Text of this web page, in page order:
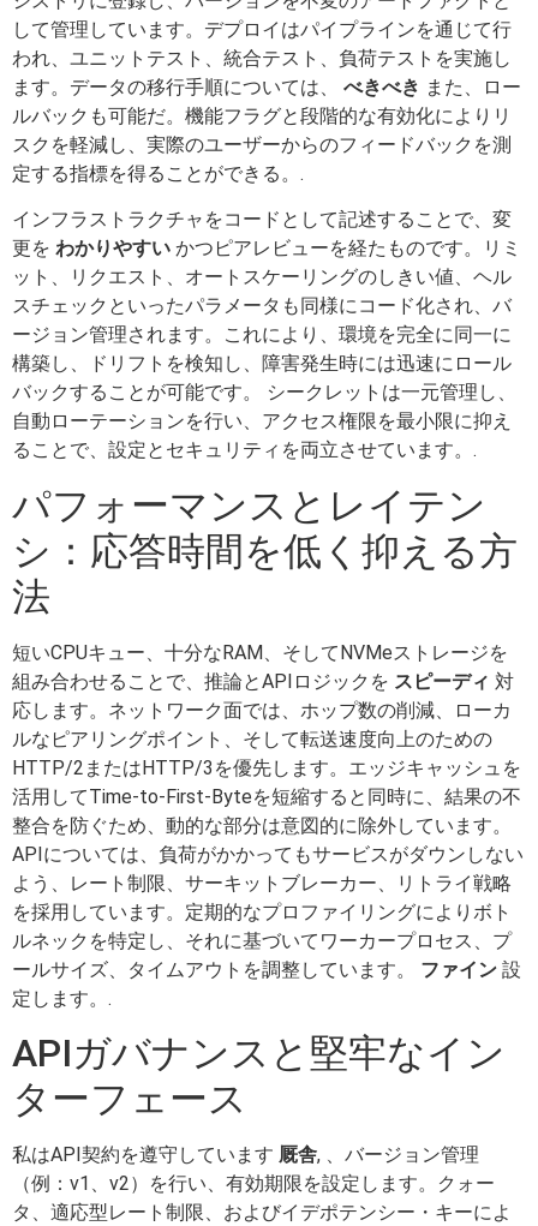
して管理しています。デプロイはパイプラインを通じて行
われ、ユニットテスト、統合テスト、負荷テストを実施し
ます。データの移行手順については、 べきべき また、ロー
ルバックも可能だ。機能フラグと段階的な有効化によりリ
スクを軽減し、実際のユーザーからのフィードバックを測
定する指標を得ることができる。.
インフラストラクチャをコードとして記述することで、変
更を わかりやすい かつピアレビューを経たものです。リミ
ット、リクエスト、オートスケーリングのしきい値、ヘル
スチェックといったパラメータも同様にコード化され、バ
ージョン管理されます。これにより、環境を完全に同一に
構築し、ドリフトを検知し、障害発生時には迅速にロール
バックすることが可能です。 シークレットは一元管理し、
自動ローテーションを行い、アクセス権限を最小限に抑え
ることで、設定とセキュリティを両立させています。.
パフォーマンスとレイテン
シ：応答時間を低く抑える方
法
短いCPUキュー、十分なRAM、そしてNVMeストレージを
組み合わせることで、推論とAPIロジックを スピーディ 対
応します。ネットワーク面では、ホップ数の削減、ローカ
ルなピアリングポイント、そして転送速度向上のための
HTTP/2またはHTTP/3を優先します。エッジキャッシュを
活用してTime-to-First-Byteを短縮すると同時に、結果の不
整合を防ぐため、動的な部分は意図的に除外しています。
APIについては、負荷がかかってもサービスがダウンしない
よう、レート制限、サーキットブレーカー、リトライ戦略
を採用しています。定期的なプロファイリングによりボト
ルネックを特定し、それに基づいてワーカープロセス、プ
ールサイズ、タイムアウトを調整しています。 ファイン 設
定します。.
APIガバナンスと堅牢なイン
ターフェース
私はAPI契約を遵守しています 厩舎, 、バージョン管理
（例：v1、v2）を行い、有効期限を設定します。クォー
タ、適応型レート制限、およびイデポテンシー・キーによ